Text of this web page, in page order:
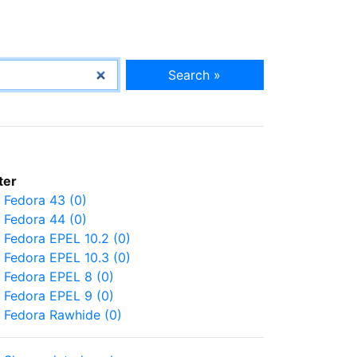
Search »
Fedora 43 (0)
Fedora 44 (0)
Fedora EPEL 10.2 (0)
Fedora EPEL 10.3 (0)
Fedora EPEL 8 (0)
Fedora EPEL 9 (0)
Fedora Rawhide (0)